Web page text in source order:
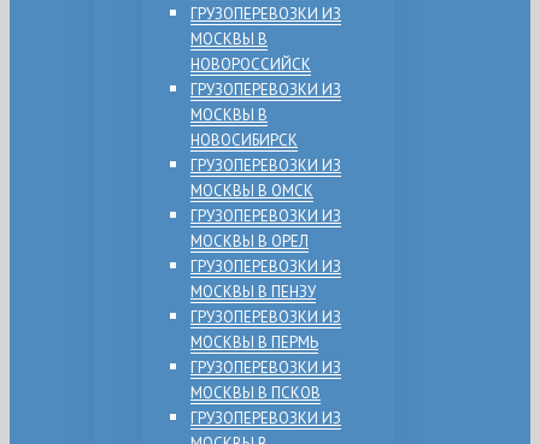
ГРУЗОПЕРЕВОЗКИ ИЗ
МОСКВЫ В
НОВОРОССИЙСК
ГРУЗОПЕРЕВОЗКИ ИЗ
МОСКВЫ В
НОВОСИБИРСК
ГРУЗОПЕРЕВОЗКИ ИЗ
МОСКВЫ В ОМСК
ГРУЗОПЕРЕВОЗКИ ИЗ
МОСКВЫ В ОРЕЛ
ГРУЗОПЕРЕВОЗКИ ИЗ
МОСКВЫ В ПЕНЗУ
ГРУЗОПЕРЕВОЗКИ ИЗ
МОСКВЫ В ПЕРМЬ
ГРУЗОПЕРЕВОЗКИ ИЗ
МОСКВЫ В ПСКОВ
ГРУЗОПЕРЕВОЗКИ ИЗ